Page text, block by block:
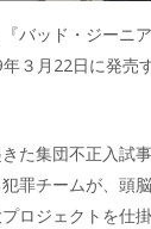
バッド・ジーニ
３月22日に発売
た集団不正入試
罪チームが、頭
ロジェクトを仕